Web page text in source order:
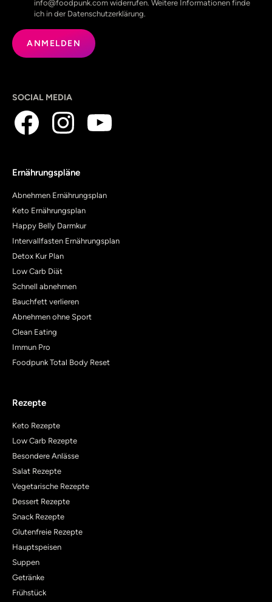
info@foodpunk.com widerrufen. Weitere Informationen finde
ich in der Datenschutzerklärung.
SOCIAL MEDIA
Ernährungspläne
Abnehmen Ernährungsplan
Keto Ernährungsplan
Happy Belly Darmkur
Intervallfasten Ernährungsplan
Detox Kur Plan
Low Carb Diät
Schnell abnehmen
Bauchfett verlieren
Abnehmen ohne Sport
Clean Eating
Immun Pro
Foodpunk Total Body Reset
Rezepte
Keto Rezepte
Low Carb Rezepte
Besondere Anlässe
Salat Rezepte
Vegetarische Rezepte
Dessert Rezepte
Snack Rezepte
Glutenfreie Rezepte
Hauptspeisen
Suppen
Getränke
Frühstück